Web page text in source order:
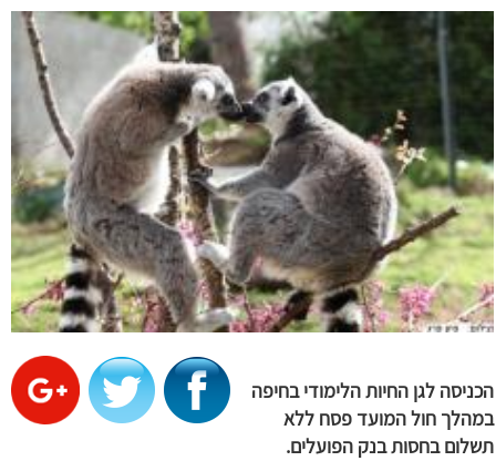
הכניסה לגן החיות הלימודי בחיפה
במהלך חול המועד פסח ללא
תשלום בחסות בנק הפועלים.